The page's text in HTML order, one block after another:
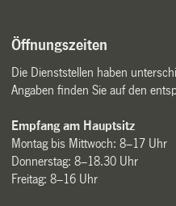
Öffnungszeiten
Die Dienststellen haben
Angaben finden Sie auf den
Empfang am Hauptsitz
Montag bis Mittwoch: 8–17 Uhr
Donnerstag: 8–18.30 Uhr
Freitag: 8–16 Uhr